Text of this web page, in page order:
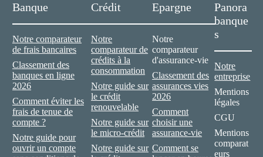
Banque
Notre comparateur
de frais bancaires
Classement des
banques en ligne
2026
Comment éviter les
frais de tenue de
compte ?
Notre guide pour
ouvrir un compte
Crédit
Notre
comparateur de
crédits à la
consommation
Notre guide sur
le crédit
renouvelable
Notre guide sur
le micro-crédit
Notre guide sur
Epargne
Notre
comparateur
d'assurance-vie
Classement des
assurances vies
2026
Comment
choisir une
assurance-vie
Comment se
Panora
banque
s
Notre
entreprise
Mentions
légales
CGU
Mentions
comparat
eurs